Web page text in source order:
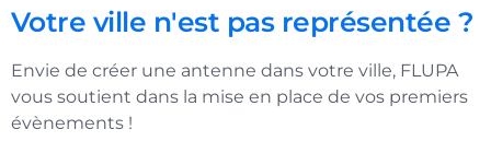
Votre ville n'est pas représentée ?
Envie de créer une antenne dans votre ville, FLUPA
vous soutient dans la mise en place de vos premiers
évènements !